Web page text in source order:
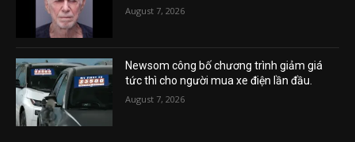
August 7, 2026
Newsom công bố chương trình giảm giá
tức thì cho người mua xe điện lần đầu.
August 7, 2026